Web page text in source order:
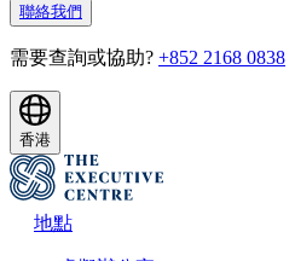
聯絡我們
需要查詢或協助? +852 2168 0838
香港
地點